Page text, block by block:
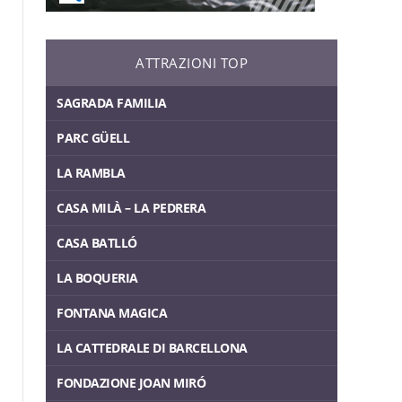
ATTRAZIONI TOP
SAGRADA FAMILIA
PARC GÜELL
LA RAMBLA
CASA MILÀ – LA PEDRERA
CASA BATLLÓ
LA BOQUERIA
FONTANA MAGICA
LA CATTEDRALE DI BARCELLONA
FONDAZIONE JOAN MIRÓ